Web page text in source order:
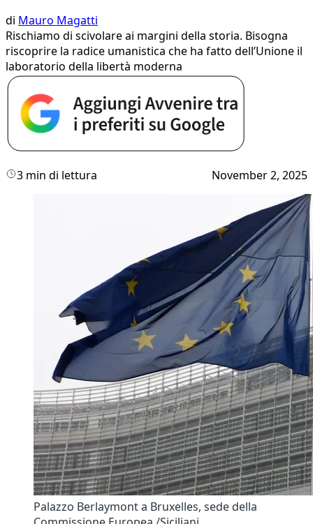
di Mauro Magatti
Rischiamo di scivolare ai margini della storia. Bisogna
riscoprire la radice umanistica che ha fatto dell’Unione il
laboratorio della libertà moderna
3 min di lettura November 2, 2025
Palazzo Berlaymont a Bruxelles, sede della